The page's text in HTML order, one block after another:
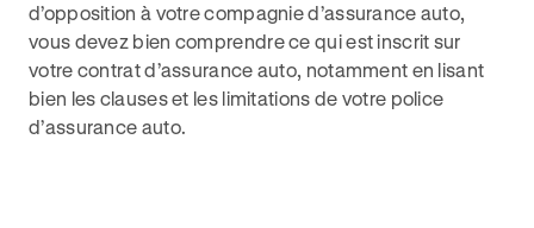
d’opposition à votre compagnie d’assurance auto,
vous devez bien comprendre ce qui est inscrit sur
votre contrat d’assurance auto, notamment en lisant
bien les clauses et les limitations de votre police
d’assurance auto.